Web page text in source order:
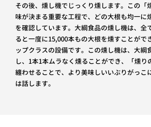
その後、燻し機でじっくり燻します。この「
味が決まる重要な工程で、どの大根も均一に
を確認しています。大綱食品の燻し機は、全
ると一度に15,000本もの大根を燻すことがで
ップクラスの設備です。この燻し機は、大綱
し、1本1本ムラなく燻ることができ、「燻り
纏わせることで、より美味しいいぶりがっこ
は話します。